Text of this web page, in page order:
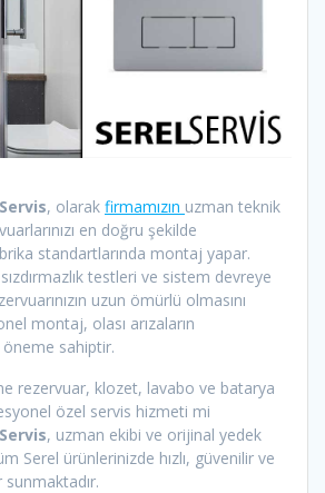
, olarak firmamızın uzman teknik
en doğru şekilde
standartlarında montaj yapar.
testleri ve sistem devreye
uzun ömürlü olmasını
montaj, olası arızaların
sahiptir.
rezervuar, klozet, lavabo ve batarya
özel servis hizmeti mi
, uzman ekibi ve orijinal yedek
Serel ürünlerinizde hızlı, güvenilir ve